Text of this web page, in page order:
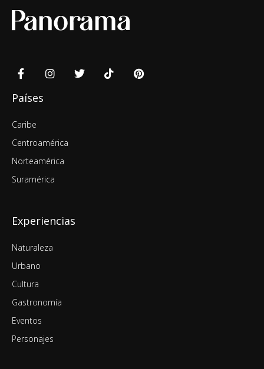
Países
Caribe
Centroamérica
Norteamérica
Suramérica
Experiencias
Naturaleza
Urbano
Cultura
Gastronomía
Eventos
Personajes